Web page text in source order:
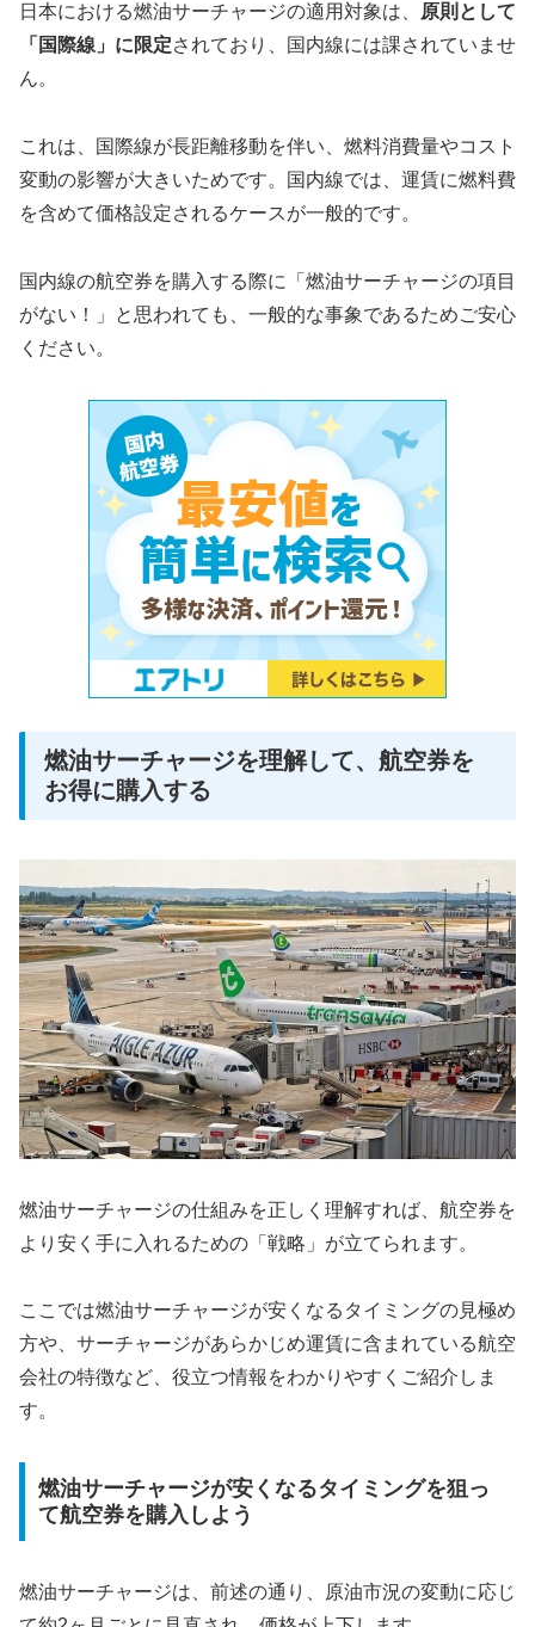
日本における燃油サーチャージの適用対象は、
原則として
「国際線」に限定されており、国内線には課されていませ
ん。
これは、国際線が長距離移動を伴い、燃料消費量やコスト
変動の影響が大きいためです。国内線では、運賃に燃料費
を含めて価格設定されるケースが一般的です。
国内線の航空券を購入する際に「燃油サーチャージの項目
がない！」と思われても、一般的な事象であるためご安心
ください。
燃油サーチャージを理解して、航空券を
お得に購入する
燃油サーチャージの仕組みを正しく理解すれば、航空券を
より安く手に入れるための「戦略」が立てられます。
ここでは燃油サーチャージが安くなるタイミングの見極め
方や、サーチャージがあらかじめ運賃に含まれている航空
会社の特徴など、役立つ情報をわかりやすくご紹介しま
す。
燃油サーチャージが安くなるタイミングを狙っ
て航空券を購入しよう
燃油サーチャージは、前述の通り、原油市況の変動に応じ